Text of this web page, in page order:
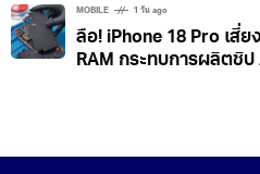
MOBILE 1 วัน ago
ลือ! iPhone 18 Pro เสี่
RAM กระทบการผลิตชิป